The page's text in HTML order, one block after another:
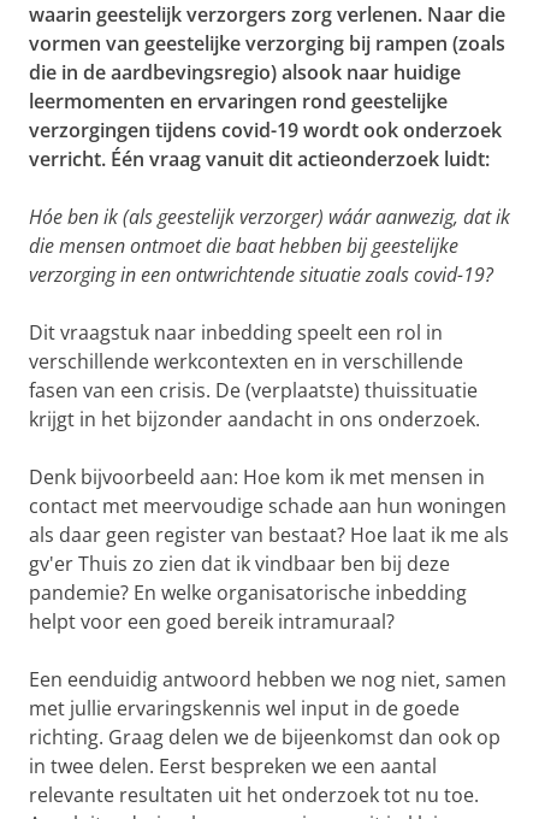
waarin geestelijk verzorgers zorg verlenen. Naar die
vormen van geestelijke verzorging bij rampen (zoals
die in de aardbevingsregio) alsook naar huidige
leermomenten en ervaringen rond geestelijke
verzorgingen tijdens covid-19 wordt ook onderzoek
verricht. Één vraag vanuit dit actieonderzoek luidt:
Hóe ben ik (als geestelijk verzorger) wáár aanwezig, dat ik
die mensen ontmoet die baat hebben bij geestelijke
verzorging in een ontwrichtende situatie zoals covid-19?
Dit vraagstuk naar inbedding speelt een rol in
verschillende werkcontexten en in verschillende
fasen van een crisis. De (verplaatste) thuissituatie
krijgt in het bijzonder aandacht in ons onderzoek.
Denk bijvoorbeeld aan: Hoe kom ik met mensen in
contact met meervoudige schade aan hun woningen
als daar geen register van bestaat? Hoe laat ik me als
gv'er Thuis zo zien dat ik vindbaar ben bij deze
pandemie? En welke organisatorische inbedding
helpt voor een goed bereik intramuraal?
Een eenduidig antwoord hebben we nog niet, samen
met jullie ervaringskennis wel input in de goede
richting. Graag delen we de bijeenkomst dan ook op
in twee delen. Eerst bespreken we een aantal
relevante resultaten uit het onderzoek tot nu toe.